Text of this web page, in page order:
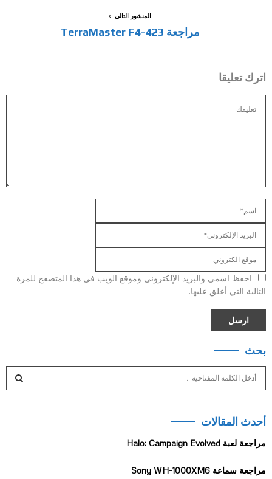
المنشور التالي
مراجعة TerraMaster F4-423
اترك تعليقا
احفظ اسمي والبريد الإلكتروني وموقع الويب في هذا المتصفح للمرة
التالية التي أعلق عليها.
بحث
c
f
r
أحدث المقالات
مراجعة لعبة Halo: Campaign Evolved
مراجعة سماعة Sony WH-1000XM6